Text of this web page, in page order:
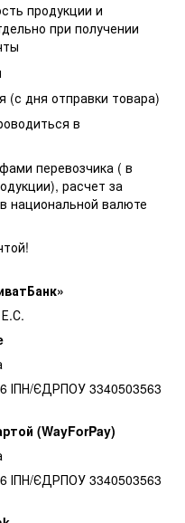
продукции и
при получении
(с дня отправки товара)
в
перевозчика ( в
расчет за
национальной валюте
ІПН/ЄДРПОУ 3340503563
(WayForPay)
ІПН/ЄДРПОУ 3340503563